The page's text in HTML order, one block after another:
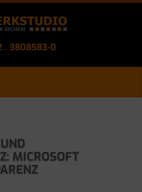
. 3808583-0
MICROSOFT